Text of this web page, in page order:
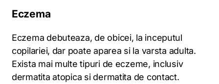
Eczema
Eczema debuteaza, de obicei, la inceputul
copilariei, dar poate aparea si la varsta adulta.
Exista mai multe tipuri de eczeme, inclusiv
dermatita atopica si dermatita de contact.